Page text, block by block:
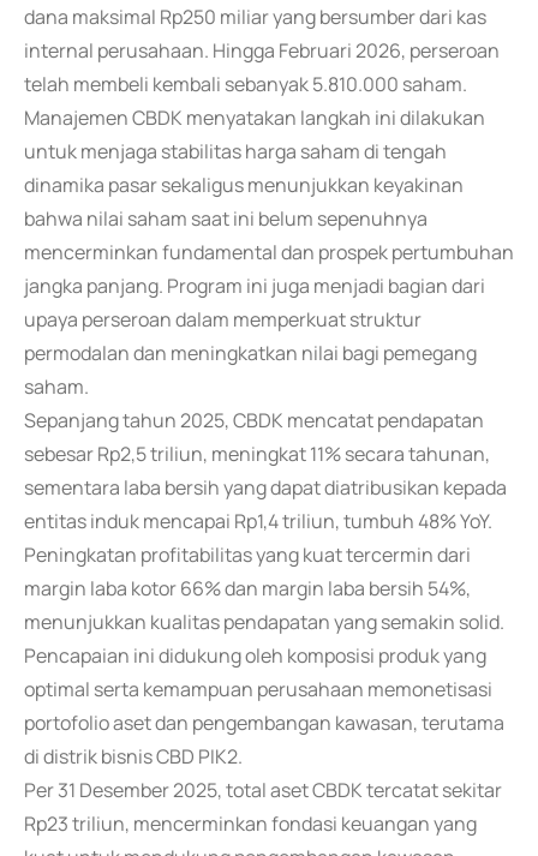
dana maksimal Rp250 miliar yang bersumber dari kas
internal perusahaan. Hingga Februari 2026, perseroan
telah membeli kembali sebanyak 5.810.000 saham.
Manajemen CBDK menyatakan langkah ini dilakukan
untuk menjaga stabilitas harga saham di tengah
dinamika pasar sekaligus menunjukkan keyakinan
bahwa nilai saham saat ini belum sepenuhnya
mencerminkan fundamental dan prospek pertumbuhan
jangka panjang. Program ini juga menjadi bagian dari
upaya perseroan dalam memperkuat struktur
permodalan dan meningkatkan nilai bagi pemegang
saham.
Sepanjang tahun 2025, CBDK mencatat pendapatan
sebesar Rp2,5 triliun, meningkat 11% secara tahunan,
sementara laba bersih yang dapat diatribusikan kepada
entitas induk mencapai Rp1,4 triliun, tumbuh 48% YoY.
Peningkatan profitabilitas yang kuat tercermin dari
margin laba kotor 66% dan margin laba bersih 54%,
menunjukkan kualitas pendapatan yang semakin solid.
Pencapaian ini didukung oleh komposisi produk yang
optimal serta kemampuan perusahaan memonetisasi
portofolio aset dan pengembangan kawasan, terutama
di distrik bisnis CBD PIK2.
Per 31 Desember 2025, total aset CBDK tercatat sekitar
Rp23 triliun, mencerminkan fondasi keuangan yang